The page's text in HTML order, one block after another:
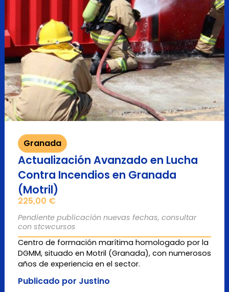
Granada
Actualización Avanzado en Lucha
Contra Incendios en Granada
(Motril)
225,00 €
Pendiente publicación nuevas fechas, consultar
con stcwcursos
Centro de formación marítima homologado por la
DGMM, situado en Motril (Granada), con numerosos
años de experiencia en el sector.
Publicado por Justino